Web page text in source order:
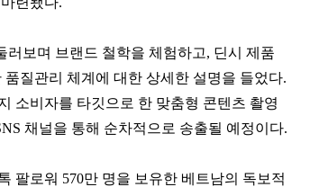
보며 브랜드 철학을 체험하고, 딘시 제품
질관리 체계에 대한 상세한 설명을 들었다.
소비자를 타깃으로 한 맞춤형 콘텐츠 촬영
채널을 통해 순차적으로 송출될 예정이다.
팔로워 570만 명을 보유한 베트남의 독보적